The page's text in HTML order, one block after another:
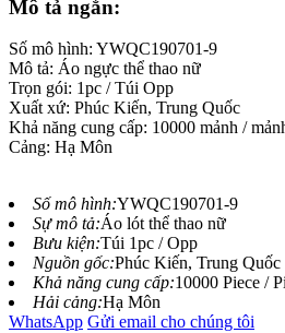
Mô tả ngắn:
Số mô hình: YWQC190701-9
Mô tả: Áo ngực thể thao nữ
Trọn gói: 1pc / Túi Opp
Xuất xứ: Phúc Kiến, Trung Quốc
Khả năng cung cấp: 10000 mảnh /
Cảng: Hạ Môn
Số mô hình:YWQC190701-9
Sự mô tả:Áo lót thể thao nữ
Bưu kiện:Túi 1pc / Opp
Nguồn gốc:Phúc Kiến, Trung Quốc
Khả năng cung cấp:10000 Piece /
Hải cảng:Hạ Môn
WhatsApp Gửi email cho chúng tôi